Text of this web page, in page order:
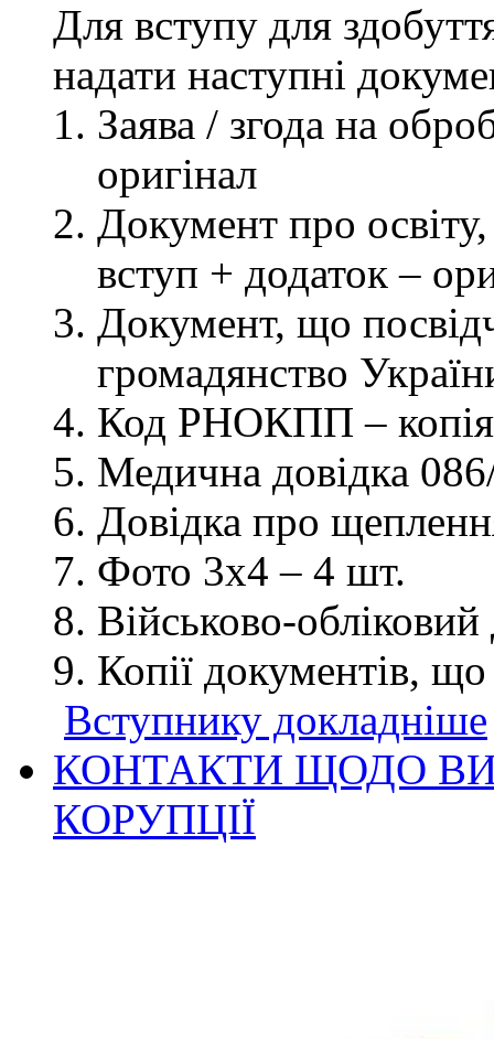
Для вступу для
надати наступні
Заява / згода на
оригінал
Документ про освіту,
вступ + додаток –
Документ, що
громадянство
Код РНОКПП – копія
Медична довідка
Довідка про
Фото 3х4 – 4 шт.
Військово-
Копії документів,
Вступнику докладніше
КОНТАКТИ ЩОДО
КОРУПЦІЇ